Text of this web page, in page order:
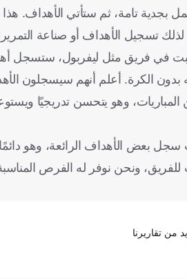
تامة، ثم ستأتي الأهداف.
لذلك تسجيل الأهداف أو صناعة
في فريق مثل ليفربول، ستسجل
بدون الكرة. أعلم أنهم سيسجلون
وهو يتحسن تدريجيًا
بعض الأهداف الرائعة، وهو دائمًا